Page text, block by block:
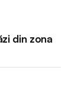
din zona